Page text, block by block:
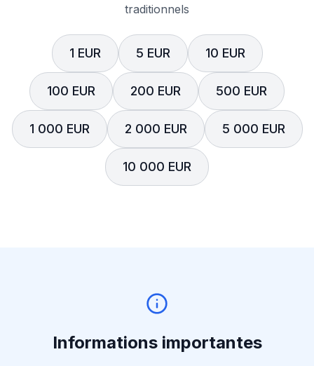
traditionnels
1 EUR 5 EUR 10 EUR
100 EUR 200 EUR 500 EUR
1 000 EUR 2 000 EUR 5 000 EUR
10 000 EUR
Informations importantes